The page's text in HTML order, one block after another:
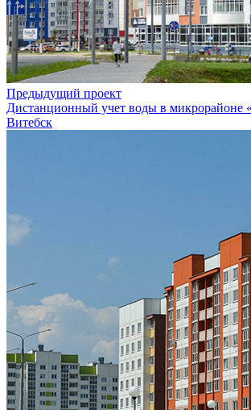
Предыдущий проект
Дистанционный учет воды в микрорайоне
Витебск